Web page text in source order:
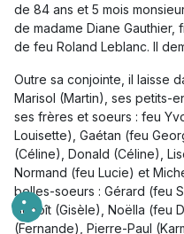
de 84 ans et 5 mois
de madame Diane
de feu Roland Leblanc. Il
Outre sa conjointe, il laisse
Marisol (Martin), ses petits-
ses frères et soeurs : feu
Louisette), Gaétan (feu
(Céline), Donald (Céline),
Normand (feu Lucie) et
belles-soeurs : Gérard (feu
Benoît (Gisèle), Noëlla (feu
(Fernande), Pierre-Paul